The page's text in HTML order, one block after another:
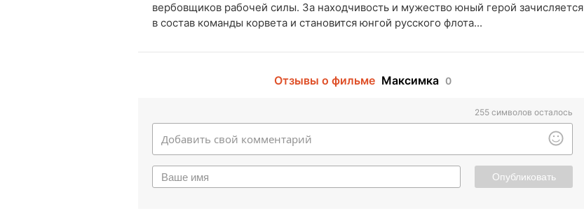
вербовщиков рабочей силы. За находчивость и мужество юный герой зачисляется
в состав команды корвета и становится юнгой русского флота...
Отзывы о фильме Максимка 0
255 символов осталось
Опубликовать